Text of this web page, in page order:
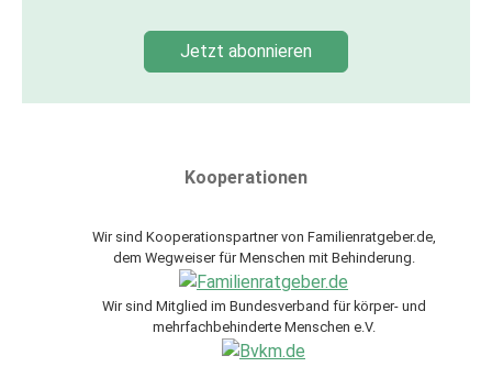
Jetzt abonnieren
Kooperationen
Wir sind Kooperationspartner von Familienratgeber.de,
dem Wegweiser für Menschen mit Behinderung.
Wir sind Mitglied im Bundesverband für körper- und
mehrfachbehinderte Menschen e.V.